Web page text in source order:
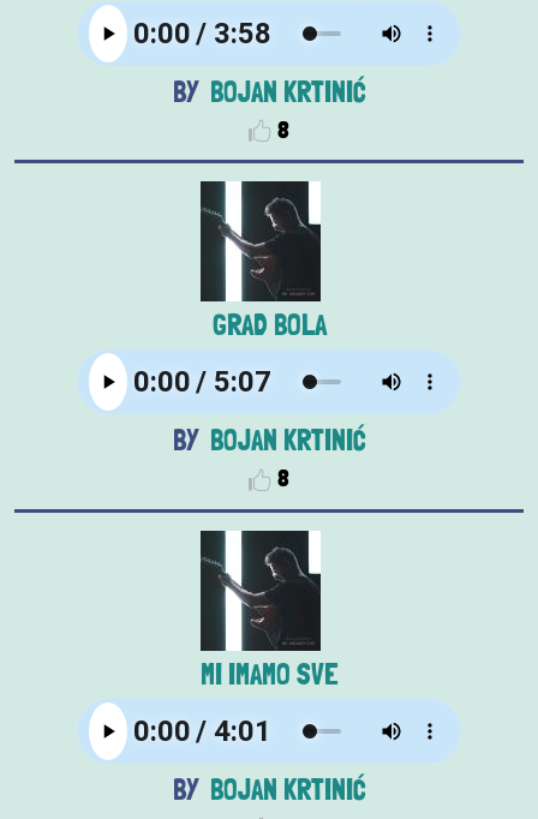
BOJAN KRTINIĆ
8
GRAD BOLA
BOJAN KRTINIĆ
8
MI IMAMO SVE
BOJAN KRTINIĆ